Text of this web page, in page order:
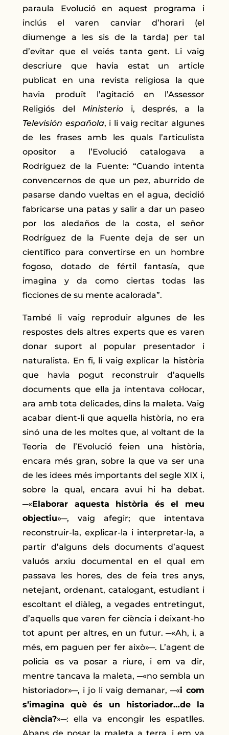
paraula Evolució en aquest programa i
inclús el varen canviar d’horari (el
diumenge a les sis de la tarda) per tal
d’evitar que el veiés tanta gent. Li vaig
descriure que havia estat un article
publicat en una revista religiosa la que
havia produït l’agitació en l’Assessor
Religiós del Ministerio i, després, a la
Televisión española, i li vaig recitar algunes
de les frases amb les quals l’articulista
opositor a l’Evolució catalogava a
Rodríguez de la Fuente: “Cuando intenta
convencernos de que un pez, aburrido de
pasarse dando vueltas en el agua, decidió
fabricarse una patas y salir a dar un paseo
por los aledaños de la costa, el señor
Rodríguez de la Fuente deja de ser un
científico para convertirse en un hombre
fogoso, dotado de fértil fantasía, que
imagina y da como ciertas todas las
ficciones de su mente acalorada”.
També li vaig reproduir algunes de les
respostes dels altres experts que es varen
donar suport al popular presentador i
naturalista. En fi, li vaig explicar la història
que havia pogut reconstruir d’aquells
documents que ella ja intentava col·locar,
ara amb tota delicades, dins la maleta. Vaig
acabar dient-li que aquella història, no era
sinó una de les moltes que, al voltant de la
Teoria de l’Evolució feien una història,
encara més gran, sobre la que va ser una
de les idees més importants del segle XIX i,
sobre la qual, encara avui hi ha debat.
─«Elaborar aquesta història és el meu
objectiu»─, vaig afegir; que intentava
reconstruir-la, explicar-la i interpretar-la, a
partir d’alguns dels documents d’aquest
valuós arxiu documental en el qual em
passava les hores, des de feia tres anys,
netejant, ordenant, catalogant, estudiant i
escoltant el diàleg, a vegades entretingut,
d’aquells que varen fer ciència i deixant-ho
tot apunt per altres, en un futur. ─«Ah, i, a
més, em paguen per fer això»─. L’agent de
policia es va posar a riure, i em va dir,
mentre tancava la maleta, ─«no sembla un
historiador»─, i jo li vaig demanar, ─«i com
s’imagina què és un historiador…de la
ciència?»─: ella va encongir les espatlles.